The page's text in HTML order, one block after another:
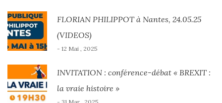
FLORIAN PHILIPPOT à Nantes, 24.05.25
(VIDEOS)
- 12 Mai , 2025
INVITATION : conférence-débat « BREXIT :
la vraie histoire »